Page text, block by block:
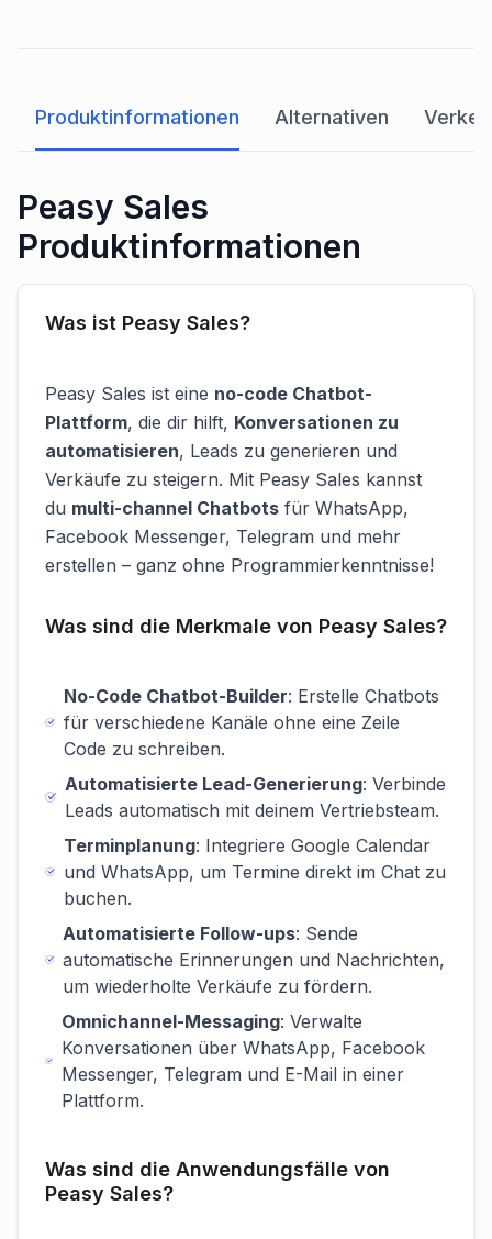
Produktinformationen Alternativen
Peasy Sales
Produktinformationen
Was ist Peasy Sales?
Peasy Sales ist eine no-code Chatbot-
Plattform, die dir hilft, Konversationen zu
automatisieren, Leads zu generieren und
Verkäufe zu steigern. Mit Peasy Sales kannst
du multi-channel Chatbots für WhatsApp,
Facebook Messenger, Telegram und mehr
erstellen – ganz ohne Programmierkenntnisse!
Was sind die Merkmale von Peasy Sales?
No-Code Chatbot-Builder: Erstelle Chatbots
für verschiedene Kanäle ohne eine Zeile
Code zu schreiben.
Automatisierte Lead-Generierung: Verbinde
Leads automatisch mit deinem Vertriebsteam.
Terminplanung: Integriere Google Calendar
und WhatsApp, um Termine direkt im Chat zu
buchen.
Automatisierte Follow-ups: Sende
automatische Erinnerungen und Nachrichten,
um wiederholte Verkäufe zu fördern.
Omnichannel-Messaging: Verwalte
Konversationen über WhatsApp, Facebook
Messenger, Telegram und E-Mail in einer
Plattform.
Was sind die Anwendungsfälle von
Peasy Sales?